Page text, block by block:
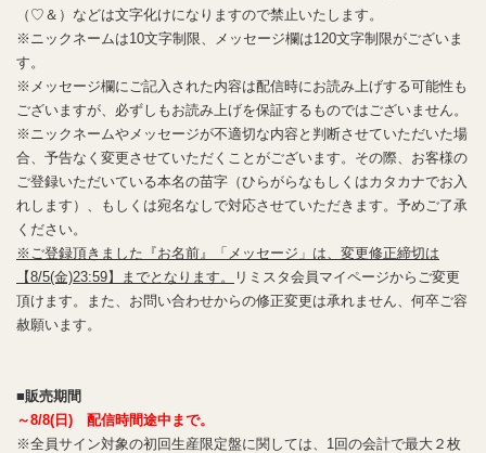
（♡＆）などは文字化けになりますので禁止いたします。
※ニックネームは10文字制限、メッセージ欄は120文字制限がございま
す。
※メッセージ欄にご記入された内容は配信時にお読み上げする可能性も
ございますが、必ずしもお読み上げを保証するものではございません。
※ニックネームやメッセージが不適切な内容と判断させていただいた場
合、予告なく変更させていただくことがございます。その際、お客様の
ご登録いただいている本名の苗字（ひらがらなもしくはカタカナでお入
れします）、もしくは宛名なしで対応させていただきます。予めご了承
ください。
※ご登録頂きました『お名前』「メッセージ」は、変更修正締切は
【8/5(金)23:59】までとなります。
リミスタ会員マイページからご変更
頂けます。また、お問い合わせからの修正変更は承れません、何卒ご容
赦願います。
■販売期間
～8/8(日) 配信時間途中まで。
※全員サイン対象の初回生産限定盤に関しては、1回の会計で最大２枚